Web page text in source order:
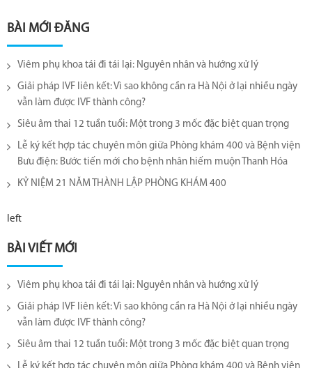
BÀI MỚI ĐĂNG
Viêm phụ khoa tái đi tái lại​: Nguyên nhân và hướng xử lý
Giải pháp IVF liên kết: Vì sao không cần ra Hà Nội ở lại nhiều ngày
vẫn làm được IVF thành công?
Siêu âm thai 12 tuần tuổi: Một trong 3 mốc đặc biệt quan trọng
Lễ ký kết hợp tác chuyên môn giữa Phòng khám 400 và Bệnh viện
Bưu điện: Bước tiến mới cho bệnh nhân hiếm muộn Thanh Hóa
KỶ NIỆM 21 NĂM THÀNH LẬP PHÒNG KHÁM 400
left
BÀI VIẾT MỚI
Viêm phụ khoa tái đi tái lại​: Nguyên nhân và hướng xử lý
Giải pháp IVF liên kết: Vì sao không cần ra Hà Nội ở lại nhiều ngày
vẫn làm được IVF thành công?
Siêu âm thai 12 tuần tuổi: Một trong 3 mốc đặc biệt quan trọng